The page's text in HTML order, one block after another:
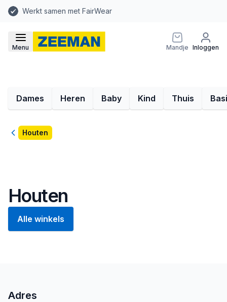
Werkt samen met FairWear
Menu Mandje Inloggen
Dames Heren Baby Kind Thuis
TerugHouten
Houten
Alle winkels
Adres